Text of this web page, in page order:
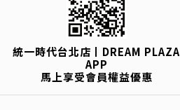
統一時代台北店丨DREAM PLAZA
APP
馬上享受會員權益優惠